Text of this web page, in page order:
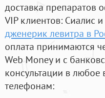
доставка препаратов
VIP клиентов: Сиалис
дженерик левитра в
оплата принимаются
Web Money и с
консультации в
телефонам: